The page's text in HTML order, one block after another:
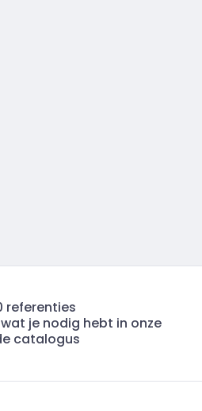
referenties
je nodig hebt in onze
catalogus